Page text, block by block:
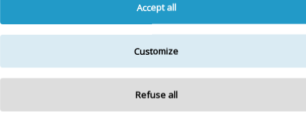
Accept all
Customize
Refuse all